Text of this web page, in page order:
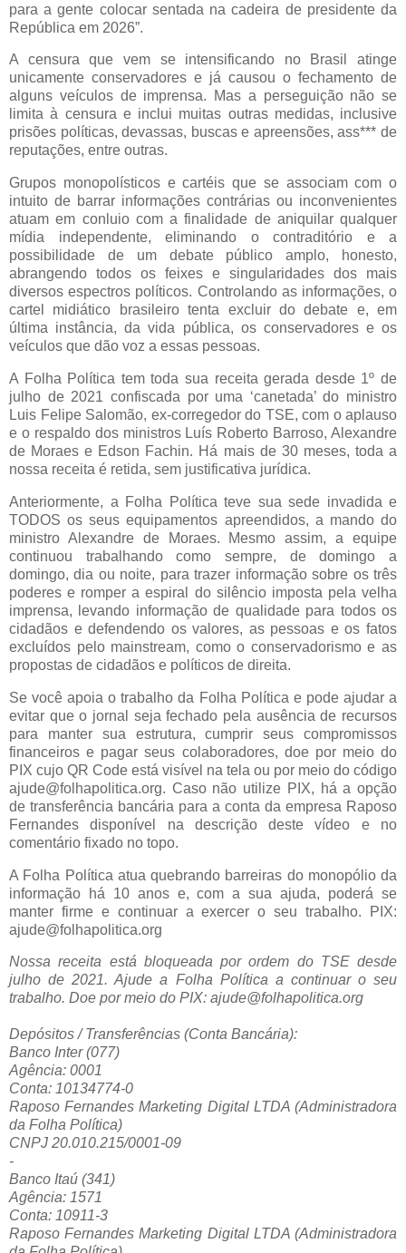
para a gente colocar sentada na cadeira de presidente da
República em 2026”.
A censura que vem se intensificando no Brasil atinge
unicamente conservadores e já causou o fechamento de
alguns veículos de imprensa. Mas a perseguição não se
limita à censura e inclui muitas outras medidas, inclusive
prisões políticas, devassas, buscas e apreensões, ass*** de
reputações, entre outras.
Grupos monopolísticos e cartéis que se associam com o
intuito de barrar informações contrárias ou inconvenientes
atuam em conluio com a finalidade de aniquilar qualquer
mídia independente, eliminando o contraditório e a
possibilidade de um debate público amplo, honesto,
abrangendo todos os feixes e singularidades dos mais
diversos espectros políticos. Controlando as informações, o
cartel midiático brasileiro tenta excluir do debate e, em
última instância, da vida pública, os conservadores e os
veículos que dão voz a essas pessoas.
A Folha Política tem toda sua receita gerada desde 1º de
julho de 2021 confiscada por uma ‘canetada’ do ministro
Luis Felipe Salomão, ex-corregedor do TSE, com o aplauso
e o respaldo dos ministros Luís Roberto Barroso, Alexandre
de Moraes e Edson Fachin. Há mais de 30 meses, toda a
nossa receita é retida, sem justificativa jurídica.
Anteriormente, a Folha Política teve sua sede invadida e
TODOS os seus equipamentos apreendidos, a mando do
ministro Alexandre de Moraes. Mesmo assim, a equipe
continuou trabalhando como sempre, de domingo a
domingo, dia ou noite, para trazer informação sobre os três
poderes e romper a espiral do silêncio imposta pela velha
imprensa, levando informação de qualidade para todos os
cidadãos e defendendo os valores, as pessoas e os fatos
excluídos pelo mainstream, como o conservadorismo e as
propostas de cidadãos e políticos de direita.
Se você apoia o trabalho da Folha Política e pode ajudar a
evitar que o jornal seja fechado pela ausência de recursos
para manter sua estrutura, cumprir seus compromissos
financeiros e pagar seus colaboradores, doe por meio do
PIX cujo QR Code está visível na tela ou por meio do código
ajude@folhapolitica.org. Caso não utilize PIX, há a opção
de transferência bancária para a conta da empresa Raposo
Fernandes disponível na descrição deste vídeo e no
comentário fixado no topo.
A Folha Política atua quebrando barreiras do monopólio da
informação há 10 anos e, com a sua ajuda, poderá se
manter firme e continuar a exercer o seu trabalho. PIX:
ajude@folhapolitica.org
Nossa receita está bloqueada por ordem do TSE desde
julho de 2021. Ajude a Folha Política a continuar o seu
trabalho. Doe por meio do PIX: ajude@folhapolitica.org
Depósitos / Transferências (Conta Bancária):
Banco Inter (077)
Agência: 0001
Conta: 10134774-0
Raposo Fernandes Marketing Digital LTDA (Administradora
da Folha Política)
CNPJ 20.010.215/0001-09
-
Banco Itaú (341)
Agência: 1571
Conta: 10911-3
Raposo Fernandes Marketing Digital LTDA (Administradora